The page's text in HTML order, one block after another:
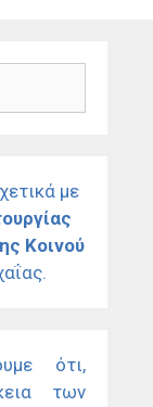
με
Κοινού
ότι,
των